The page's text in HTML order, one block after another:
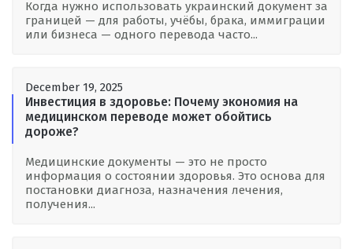
Когда нужно использовать украинский документ за
границей — для работы, учёбы, брака, иммиграции
или бизнеса — одного перевода часто...
December 19, 2025
Инвестиция в здоровье: Почему экономия на
медицинском переводе может обойтись
дороже?
Медицинские документы — это не просто
информация о состоянии здоровья. Это основа для
постановки диагноза, назначения лечения,
получения...